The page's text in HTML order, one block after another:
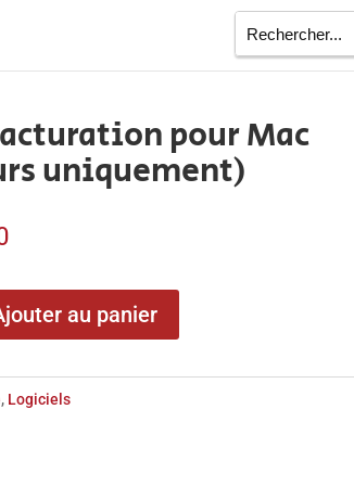
pour Mac
uniquement)
au panier
, Logiciels